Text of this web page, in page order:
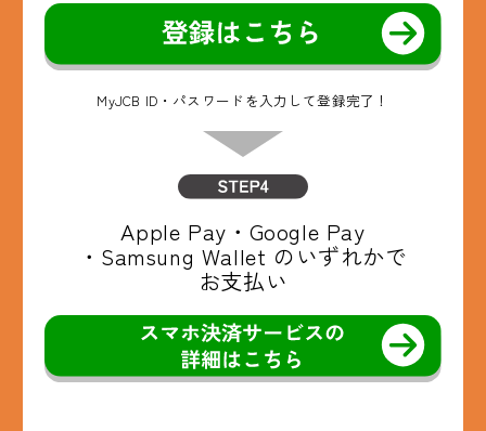
MyJCB ID・パスワードを入力して登録完了！
Apple Pay・ Google Pay
・Samsung Wallet のいずれかで
お支払い